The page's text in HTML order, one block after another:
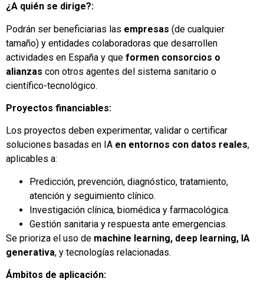
¿A quién se dirige?:
Podrán ser beneficiarias las empresas (de cualquier
tamaño) y entidades colaboradoras que desarrollen
actividades en España y que formen consorcios o
alianzas con otros agentes del sistema sanitario o
científico-tecnológico.
Proyectos financiables:
Los proyectos deben experimentar, validar o certificar
soluciones basadas en IA en entornos con datos reales,
aplicables a:
Predicción, prevención, diagnóstico, tratamiento,
atención y seguimiento clínico.
Investigación clínica, biomédica y farmacológica.
Gestión sanitaria y respuesta ante emergencias.
Se prioriza el uso de machine learning, deep learning, IA
generativa, y tecnologías relacionadas.
Ámbitos de aplicación: